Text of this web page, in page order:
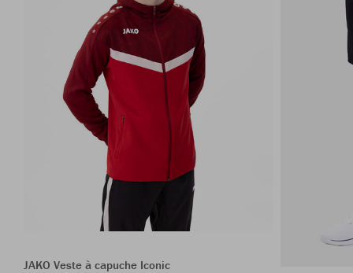
JAKO Veste à capuche Iconic